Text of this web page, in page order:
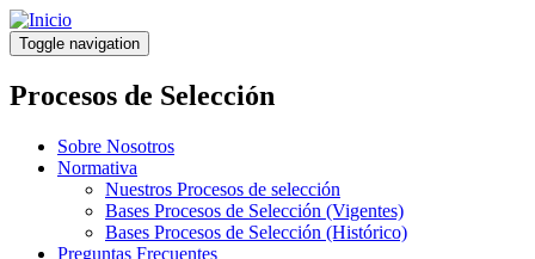
Pasar
al
contenido
principal
Toggle navigation
Procesos de Selección
Sobre Nosotros
Normativa
Nuestros Procesos de selección
Bases Procesos de Selección (Vigentes)
Bases Procesos de Selección (Histórico)
Preguntas Frecuentes